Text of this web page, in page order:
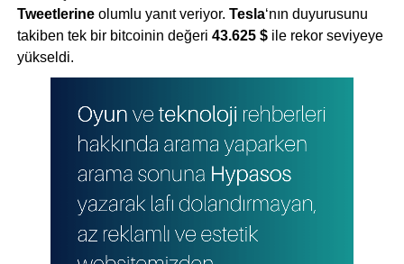
Tweetlerineolumlu yanıt veriyor. Tesla‘nın duyurusunu
takiben tek bir bitcoinin değeri 43.625 $ile rekor seviyeye
yükseldi.